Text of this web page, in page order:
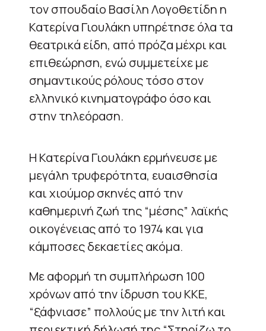
τον σπουδαίο Βασίλη Λογοθετίδη η
Κατερίνα Γιουλάκη υπηρέτησε όλα τα
θεατρικά είδη, από πρόζα μέχρι και
επιθεώρηση, ενώ συμμετείχε με
σημαντικούς ρόλους τόσο στον
ελληνικό κινηματογράφο όσο και
στην τηλεόραση.
Η Κατερίνα Γιουλάκη ερμήνευσε με
μεγάλη τρυφερότητα, ευαισθησία
και χιούμορ σκηνές από την
καθημερινή ζωή της “μέσης” λαϊκής
οικογένειας από το 1974 και για
κάμποσες δεκαετίες ακόμα.
Με αφορμή τη συμπλήρωση 100
χρόνων από την ίδρυση του ΚΚΕ,
“ξάφνιασε” πολλούς με την λιτή και